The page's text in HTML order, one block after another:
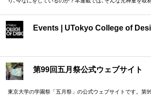
Events | UTokyo College of
第99回五月祭公式ウェブサイト
東京大学の学園祭「五月祭」の公式ウェブサイトです。